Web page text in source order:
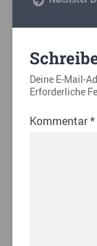
Deine E-Mail-
Erforderliche
Kommentar*